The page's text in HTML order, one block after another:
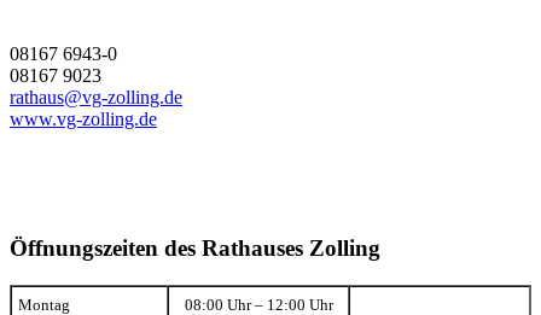
08167 6943-0
08167 9023
rathaus@vg-zolling.de
www.vg-zolling.de
Öffnungszeiten des Rathauses Zolling
Montag 08:00 Uhr – 12:00 Uhr